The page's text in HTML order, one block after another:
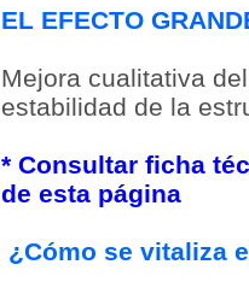
EL EFECTO
Mejora cualitativa
estabilidad de la
* Consultar ficha
de esta página
¿Cómo se vitaliza